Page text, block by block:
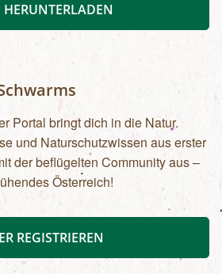
HERUNTERLADEN
Portal bringt dich in die Natur.
und Naturschutzwissen aus erster
der beflügelten Community aus –
Österreich!
REGISTRIEREN